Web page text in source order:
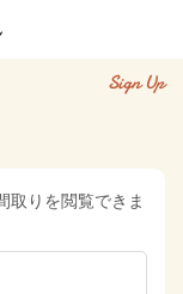
Sign Up
取りを閲覧できま